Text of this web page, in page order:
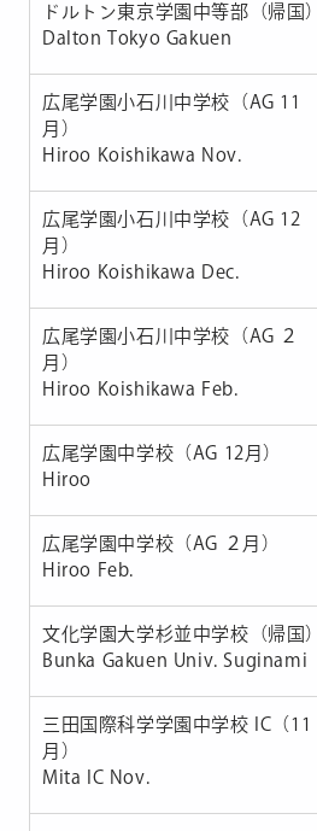
ドルトン東京学園中等部（帰国）
Dalton Tokyo Gakuen
広尾学園小石川中学校（AG 11
月）
Hiroo Koishikawa Nov.
広尾学園小石川中学校（AG 12
月）
Hiroo Koishikawa Dec.
広尾学園小石川中学校（AG ２
月）
Hiroo Koishikawa Feb.
広尾学園中学校（AG 12月）
Hiroo
広尾学園中学校（AG ２月）
Hiroo Feb.
文化学園大学杉並中学校（帰国）
Bunka Gakuen Univ. Suginami
三田国際科学学園中学校 IC（11
月）
Mita IC Nov.